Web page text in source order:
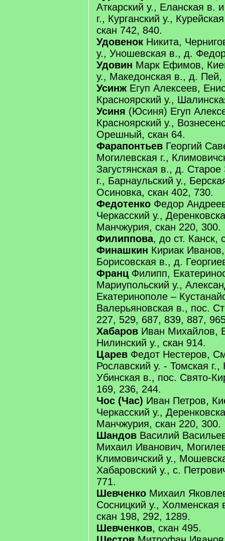
Аткарский у., Еланская в.
г., Курганский у.,
скан 742, 840.
Удовенок Никита,
у., Уношевская в., д.
Удовин Марк Ефимов,
у., Македонская в., д. Пей,
Усинж Егуп Алексеев,
Красноярский у.,
Усиня (Юсиня) Егуп
Красноярский у.,
Орешный, скан 64.
Фарапонтьев Георгий
Могилевская г.,
Загустянская в., д.
г., Барнаульский у.,
Осиновка, скан 402, 730.
Федотенко Федор
Черкасский у.,
Манчжурия, скан 220, 300.
Филиппова, до ст. Канск,
Финашкин Кириак
Борисовская в., д.
Франц Филипп,
Мариупольский у.,
Екатеринополе –
Валерьяновская в., пос.
227, 529, 687, 839, 887,
Хабаров Иван Михайлов,
Нилинский у., скан 914.
Царев Федот Нестеров,
Рославский у. - Томская г.,
Убинская в., пос. Свято-
169, 236, 244.
Чос (Час) Иван Петров,
Черкасский у.,
Манчжурия, скан 220, 300.
Шандов Василий
Михаил Иванович,
Климовичский у.,
Хабаровский у., с.
771.
Шевченко Михаил
Сосницкий у., Холменская
скан 198, 292, 1289.
Шевченков, скан 495.